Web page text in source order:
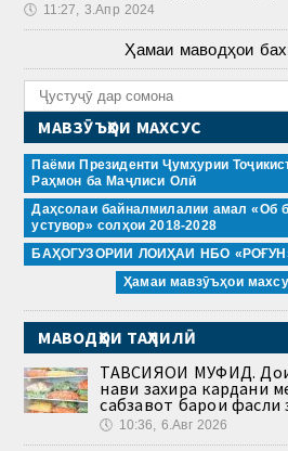
🕔 11:27, 3.Апр 2024
Ҳамаи маводҳои
МАВЗӮЪҲОИ МАХСУС
Паёми Президенти Ҷумҳурии
Раҳмон ба Маҷлиси Олӣ
Даҳсолаи байналмилалии амал «Об
устувор» солҳои 2018-2028
БАҲОГУЗОРИИ ЛОИҲАИ НБО
Ҳамаи мавзӯъҳои
МАВОДҲОИ ТАҲЛИЛӢ
ТАВСИЯҲОИ МУФИД.
нави захира кардани
сабзавот барои фасли
🕔 10:36, 6.Авг 2026